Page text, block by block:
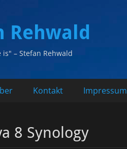
Rehwald
– Stefan Rehwald
Kontakt Impressum
8 Synology